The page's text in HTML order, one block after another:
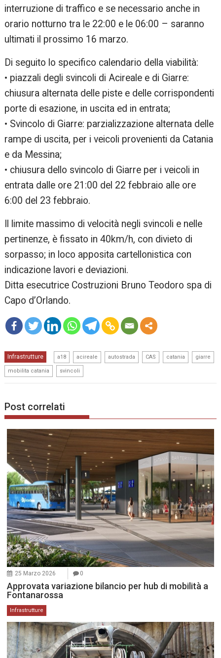
interruzione di traffico e se necessario anche in
orario notturno tra le 22:00 e le 06:00 – saranno
ultimati il prossimo 16 marzo.
Di seguito lo specifico calendario della viabilità:
• piazzali degli svincoli di Acireale e di Giarre:
chiusura alternata delle piste e delle corrispondenti
porte di esazione, in uscita ed in entrata;
• Svincolo di Giarre: parzializzazione alternata delle
rampe di uscita, per i veicoli provenienti da Catania
e da Messina;
• chiusura dello svincolo di Giarre per i veicoli in
entrata dalle ore 21:00 del 22 febbraio alle ore
6:00 del 23 febbraio.
Il limite massimo di velocità negli svincoli e nelle
pertinenze, è fissato in 40km/h, con divieto di
sorpasso; in loco apposita cartellonistica con
indicazione lavori e deviazioni.
Ditta esecutrice Costruzioni Bruno Teodoro spa di
Capo d’Orlando.
re
Infrastrutture a18 acireale autostrada CAS catania giarre
mobilita catania svincoli
Post correlati
25 Marzo 2026 0
Approvata variazione bilancio per hub di mobilità a
Fontanarossa
Infrastrutture